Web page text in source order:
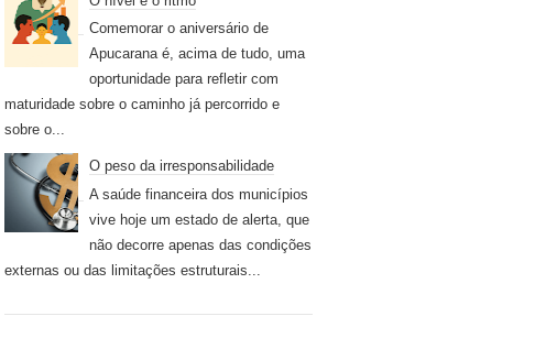
Comemorar o aniversário de
Apucarana é, acima de tudo, uma
oportunidade para refletir com
maturidade sobre o caminho já percorrido e
sobre o...
O peso da irresponsabilidade
A saúde financeira dos municípios
vive hoje um estado de alerta, que
não decorre apenas das condições
externas ou das limitações estruturais...